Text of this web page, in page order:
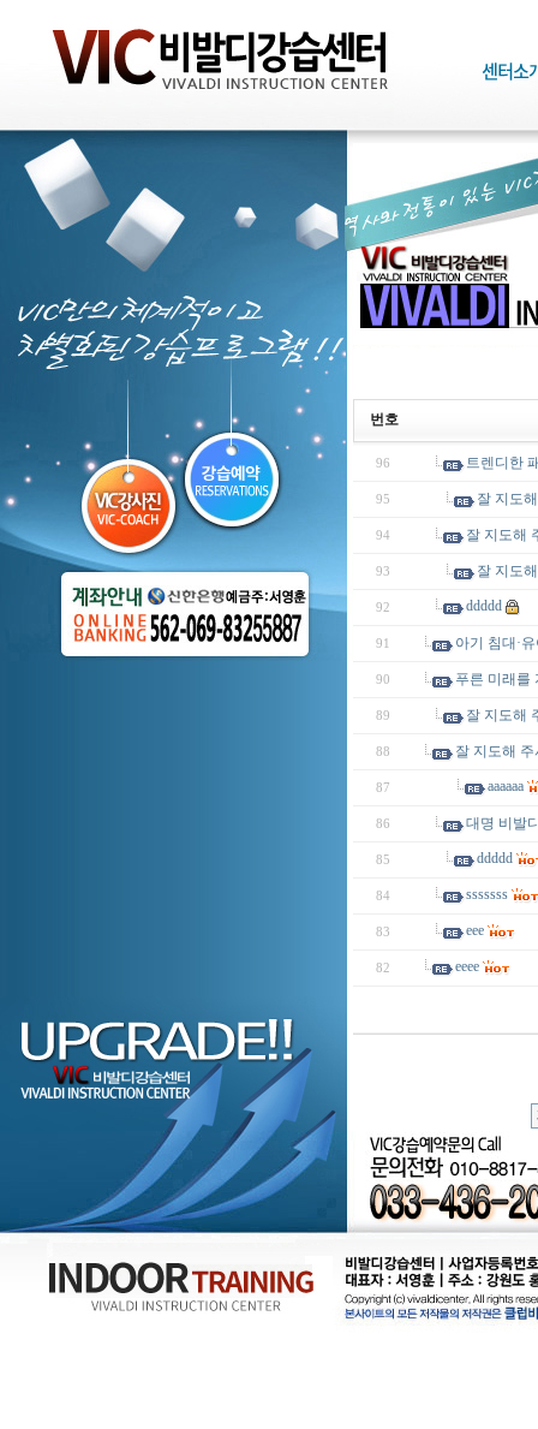
번호
96 트렌디한
95 잘 지도
94 잘 지도해
93 잘 지도
92 ddddd
91 아기 침대·
90 푸른 미래를
89 잘 지도해
88 잘 지도해
87 aaaaaa
86 대명 비발
85 ddddd
84 sssssss
83 eee
82 eeee